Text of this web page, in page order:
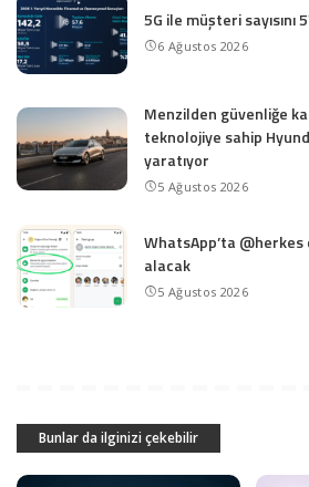
5G ile müşteri sayısını
6 Ağustos 2026
Menzilden güvenliğe
teknolojiye sahip
yaratıyor
5 Ağustos 2026
WhatsApp’ta @herkes
alacak
5 Ağustos 2026
Bunlar da ilginizi çekebilir